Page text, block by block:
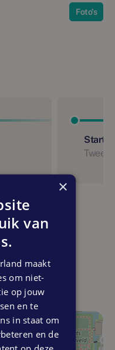
Foto's
Start
geen rechten
planning
×
van
maakt
om niet-
op jouw
en te
in staat om
en de